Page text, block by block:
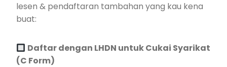
lesen & pendaftaran tambahan yang kau kena
buat:
Daftar dengan LHDN untuk Cukai Syarikat
(C Form)